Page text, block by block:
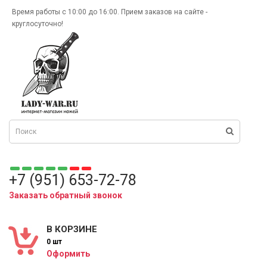
Время работы с 10:00 до 16:00. Прием заказов на сайте -
круглосуточно!
+7 (951) 653-72-78
Заказать обратный звонок
В КОРЗИНЕ
0 шт
Оформить